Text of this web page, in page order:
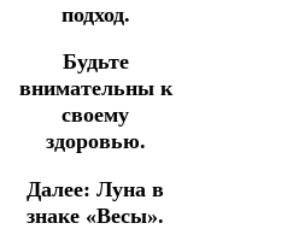
подход.
Будьте
внимательны к
своему
здоровью.
Далее: Луна в
знаке «Весы».